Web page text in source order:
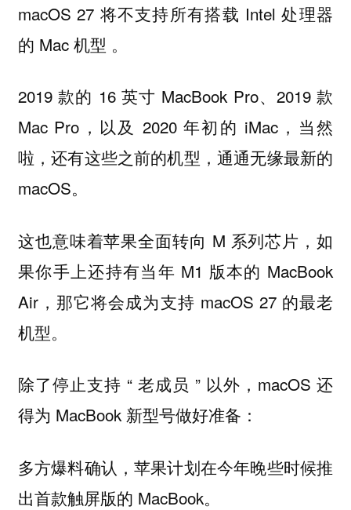
macOS 27 将不支持所有搭载 Intel 处理器
的 Mac 机型 。
2019 款的 16 英寸 MacBook Pro、2019 款
Mac Pro，以及 2020 年初的 iMac，当然
啦，还有这些之前的机型，通通无缘最新的
macOS。
这也意味着苹果全面转向 M 系列芯片，如
果你手上还持有当年 M1 版本的 MacBook
Air，那它将会成为支持 macOS 27 的最老
机型。
除了停止支持 “ 老成员 ” 以外，macOS 还
得为 MacBook 新型号做好准备：
多方爆料确认，苹果计划在今年晚些时候推
出首款触屏版的 MacBook。